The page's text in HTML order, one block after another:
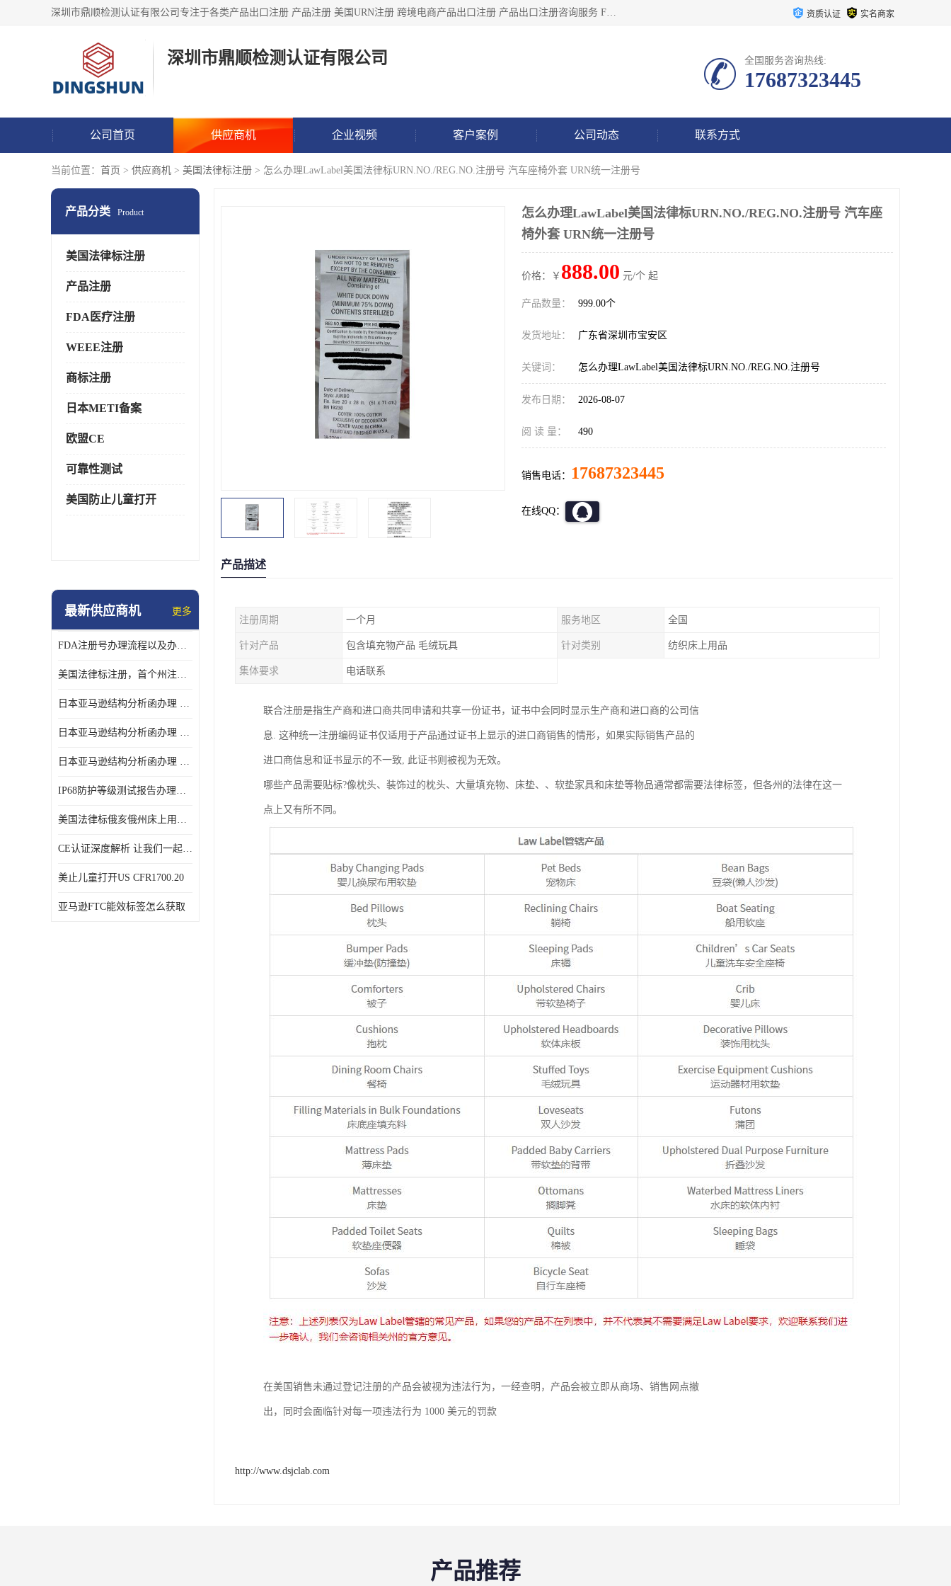
深圳市鼎顺检测认证有限公司专注于各类产品出口注册 产品注册 美国URN注册 跨境电商产品出口注册 产品出口注册咨询服务 FDA食品注册等我们是一家商务服务公司，为客户提供商标注册，本公司实力雄厚，能满足客户多种需求。 资质认证 实名商家
深圳市鼎顺检测认证有限公司 全国服务咨询热线:
17687323445
公司首页 供应商机 企业视频 客户案例 公司动态 联系方式
当前位置： 首页 > 供应商机 > 美国法律标注册 > 怎么办理LawLabel美国法律标URN.NO./REG.NO.注册号 汽车座椅外套 URN统一注册号
产品分类 Product
美国法律标注册
产品注册
FDA医疗注册
WEEE注册
商标注册
日本METI备案
欧盟CE
可靠性测试
美国防止儿童打开
最新供应商机 更多
FDA注册号办理流程以及办理周期是多久
美国法律标注册，首个州注册该如何选择
日本亚马逊结构分析函办理 日本亚马逊 电饭煲
日本亚马逊结构分析函办理 日本亚马逊 热水壶等；
日本亚马逊结构分析函办理 日本亚马逊 果汁搅拌机
IP68防护等级测试报告办理标准要求
美国法律标俄亥俄州床上用品许可证讲解！
CE认证深度解析 让我们一起来认识CE认证
美止儿童打开US CFR1700.20
亚马逊FTC能效标签怎么获取
怎么办理LawLabel美国法律标URN.NO./REG.NO.注册号 汽车座
椅外套 URN统一注册号
价格：￥ 888.00 元/个 起
产品数量： 999.00个
发货地址： 广东省深圳市宝安区
关键词： 怎么办理LawLabel美国法律标URN.NO./REG.NO.注册号
发布日期： 2026-08-07
阅 读 量： 490
销售电话： 17687323445
在线QQ：
产品描述
注册周期 一个月 服务地区 全国
针对产品 包含填充物产品 毛绒玩具 针对类别 纺织床上用品
集体要求 电话联系
联合注册是指生产商和进口商共同申请和共享一份证书，证书中会同时显示生产商和进口商的公司信
息. 这种统一注册编码证书仅适用于产品通过证书上显示的进口商销售的情形，如果实际销售产品的
进口商信息和证书显示的不一致, 此证书则被视为无效。
哪些产品需要贴标?像枕头、装饰过的枕头、大量填充物、床垫、、软垫家具和床垫等物品通常都需要法律标签，但各州的法律在这一
点上又有所不同。
在美国销售未通过登记注册的产品会被视为违法行为，一经查明，产品会被立即从商场、销售网点撤
出，同时会面临针对每一项违法行为 1000 美元的罚款
http://www.dsjclab.com
产品推荐